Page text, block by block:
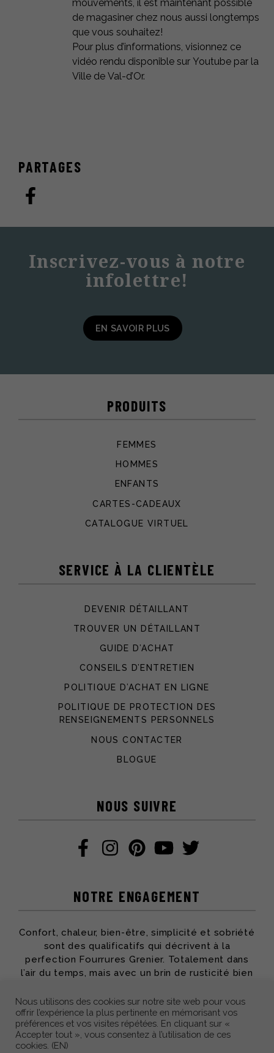
mouvements, il est maintenant possible
de magasiner chez nous aussi longtemps
que vous souhaitez!
Pour plus d’informations, visionnez ce
vidéo rendu disponible sur Youtube par la
Ville de Val-d’Or.
PARTAGES
Inscrivez-vous à notre
infolettre!
EN SAVOIR PLUS
PRODUITS
FEMMES
HOMMES
ENFANTS
CARTES-CADEAUX
CATALOGUE VIRTUEL
SERVICE À LA CLIENTÈLE
DEVENIR DÉTAILLANT
TROUVER UN DÉTAILLANT
GUIDE D’ACHAT
CONSEILS D’ENTRETIEN
POLITIQUE D’ACHAT EN LIGNE
POLITIQUE DE PROTECTION DES
RENSEIGNEMENTS PERSONNELS
NOUS CONTACTER
BLOGUE
NOUS SUIVRE
NOTRE ENGAGEMENT
Confort, chaleur, bien-être, simplicité et sobriété
sont des qualificatifs qui décrivent à la
perfection Fourrures Grenier. Totalement dans
l’air du temps, mais avec un brin de rusticité bien
son savoir-faire pour vous offrir des produits qui
vous accompagneront des années durant.
Nous utilisons des cookies sur notre site web pour vous
offrir l’expérience la plus pertinente en mémorisant vos
préférences et vos visites répétées. En cliquant sur «
Accepter tout », vous consentez à l’utilisation de ces
cookies. (EN)